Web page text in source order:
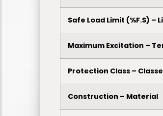
Safe Load Limit (%F.S)
Maximum Excitation –
Protection Class –
Construction – Material